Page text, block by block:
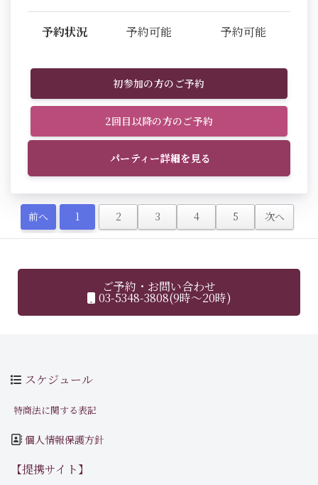
予約状況 予約可能 予約可能
初参加の方のご予約
2回目以降の方のご予約
パーティー詳細を見る
前へ 1 2 3 4 5 次へ
ご予約・お問い合わせ
03-5348-3808(9時～20時)
スケジュール
特商法に関する表記
個人情報保護方針
【提携サイト】